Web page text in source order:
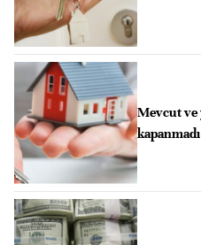
Mevcut ve
kapanmadı